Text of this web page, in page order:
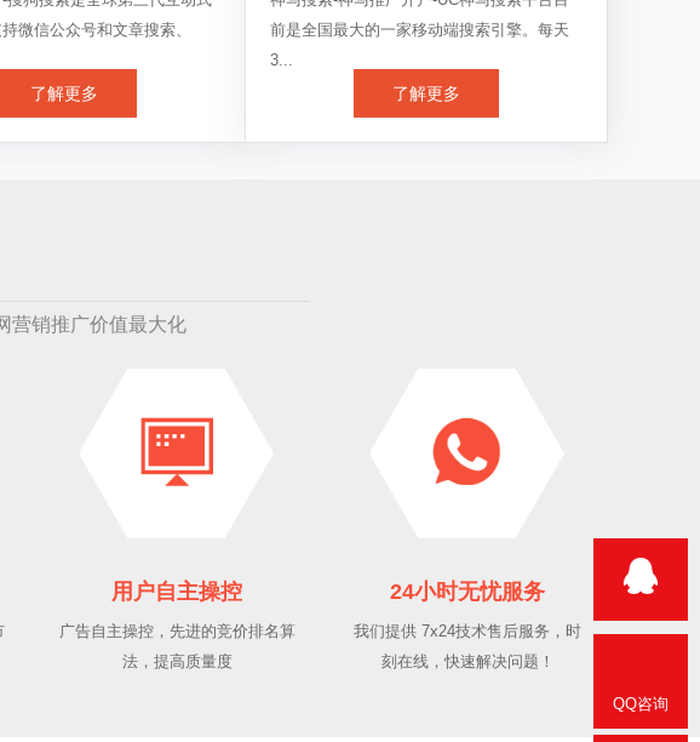
微信公众号和文章搜索、
了解更多
前是全国最大的一家移动端搜索引擎。每天
3...
了解更多
营销推广价值最大化
用户自主操控
广告自主操控，先进的竞价排名算
法，提高质量度
24小时无忧服务
我们提供 7x24技术售后服务，时
刻在线，快速解决问题！
QQ咨询